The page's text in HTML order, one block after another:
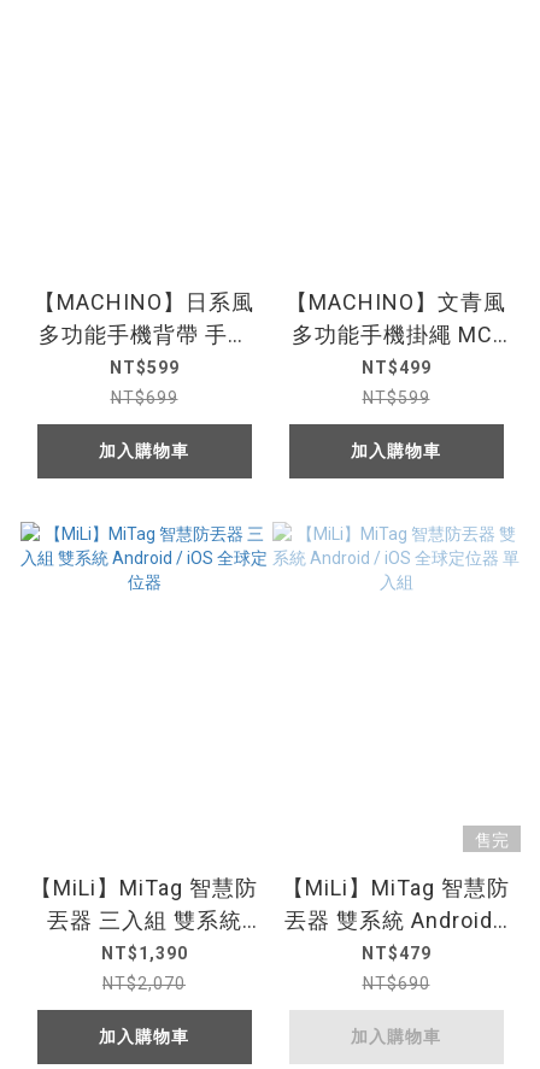
【MACHINO】日系風
多功能手機背帶 手機
繩 MC-LG02
NT$599
NT$699
加入購物車
【MACHINO】文青風
多功能手機掛繩 MC-
LG01
NT$499
NT$599
加入購物車
【MiLi】MiTag 智慧防
丟器 三入組 雙系統
Android / iOS 全球定
位器
NT$1,390
NT$2,070
加入購物車
售完
【MiLi】MiTag 智慧防
丟器 雙系統 Android /
iOS 全球定位器 單入
組
NT$479
NT$690
加入購物車